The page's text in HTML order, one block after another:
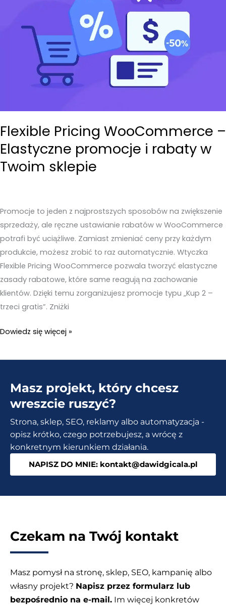
sprawdzić
Flexible Pricing WooCommerce –
Elastyczne promocje i rabaty w
Twoim sklepie
Promocje to jeden z najprostszych sposobów na zwiększenie
sprzedaży, ale ręczne ustawianie rabatów w WooCommerce
potrafi być uciążliwe. Zamiast zmieniać ceny przy każdym
produkcie, możesz zrobić to raz automatycznie. Wtyczka
Flexible Pricing WooCommerce pozwala tworzyć elastyczne
zasady rabatowe, które same reagują na zachowanie
klientów. Dzięki temu zorganizujesz promocje typu „Kup 2 –
trzeci gratis”. Zniżki
Flexible
WooCommerce
Elastyczne
promocje
rabaty
Twoim
Dowiedz się więcej »
Masz projekt, który chcesz
wreszcie ruszyć?
Strona, sklep, SEO, reklamy albo automatyzacja -
opisz krótko, czego potrzebujesz, a wrócę z
konkretnym kierunkiem działania.
NAPISZ DO MNIE: kontakt@dawidgicala.pl
Czekam na Twój kontakt
Masz pomysł na stronę, sklep, SEO, kampanię albo
własny projekt? Napisz przez formularz lub
bezpośrednio na e-mail. Im więcej konkretów